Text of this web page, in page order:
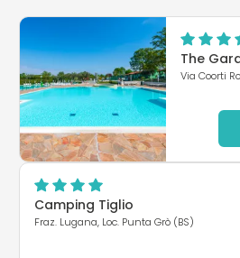
The
Via Coorti
Camping Tiglio
Fraz. Lugana, Loc. Punta Grò (BS)